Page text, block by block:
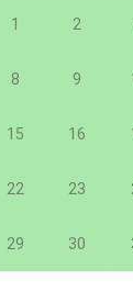
1 2
8 9
15 16
22 23
29 30